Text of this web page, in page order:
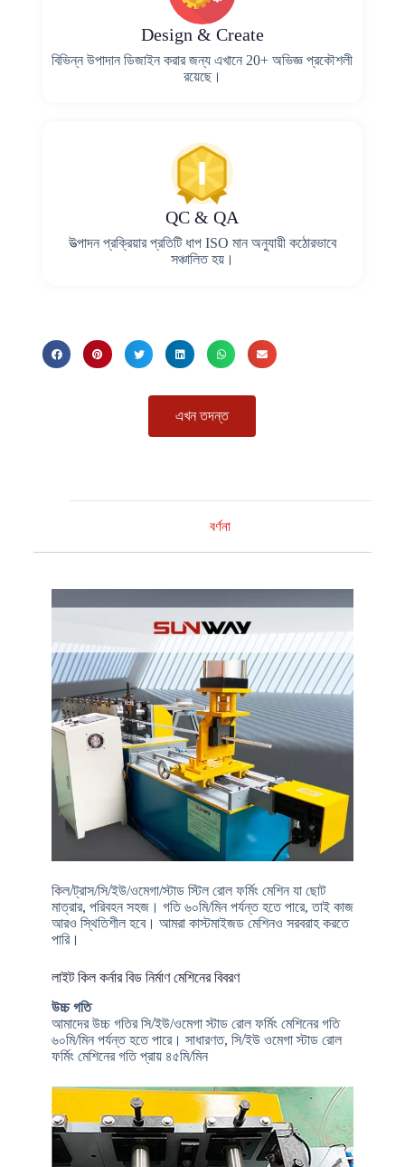
Design & Create
বিভিন্ন উপাদান ডিজাইন করার জন্য এখানে 20+ অভিজ্ঞ প্রকৌশলী
রয়েছে।
QC & QA
উত্পাদন প্রক্রিয়ার প্রতিটি ধাপ ISO মান অনুযায়ী কঠোরভাবে
সঞ্চালিত হয়।
এখন তদন্ত
বর্ণনা
কিল/ট্রাস/সি/ইউ/ওমেগা/স্টাড স্টিল রোল ফর্মিং মেশিন যা ছোট
মাত্রার, পরিবহন সহজ। গতি ৬০মি/মিন পর্যন্ত হতে পারে, তাই কাজ
আরও স্থিতিশীল হবে। আমরা কাস্টমাইজড মেশিনও সরবরাহ করতে
পারি।
লাইট কিল কর্নার বিড নির্মাণ মেশিনের বিবরণ
উচ্চ গতি
আমাদের উচ্চ গতির সি/ইউ/ওমেগা স্টাড রোল ফর্মিং মেশিনের গতি
৬০মি/মিন পর্যন্ত হতে পারে। সাধারণত, সি/ইউ ওমেগা স্টাড রোল
ফর্মিং মেশিনের গতি প্রায় ৪৫মি/মিন